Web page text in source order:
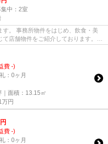
中： 2室
。 事務所物件をはじめ、飲食・美
店舗物件をご紹介しております。
費 -)
：0ヶ月
面積：13.15㎡
万円
円
費 -)
：0ヶ月